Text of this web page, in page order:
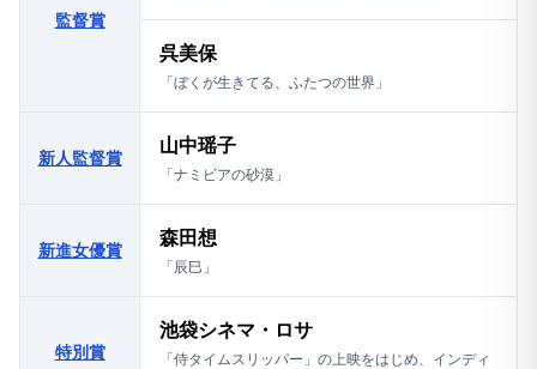
監督賞
呉美保
「ぼくが生きてる、ふたつの世界」
新人監督賞
山中瑶子
「ナミビアの砂漠」
新進女優賞
森田想
「辰巳」
特別賞
池袋シネマ・ロサ
「侍タイムスリッパー」の上映をはじめ、インディ